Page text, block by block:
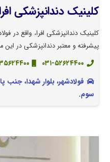
کلینیک دندانپزشکی
کلینیک دندانپزشکی افرا، واقع در
پیشرفته و معتبر دندانپزشکی در
۰۳۱-۵۲۶۲۴۴۰۰
فولادشهر، بلوار شهدا، جنب
سوم.